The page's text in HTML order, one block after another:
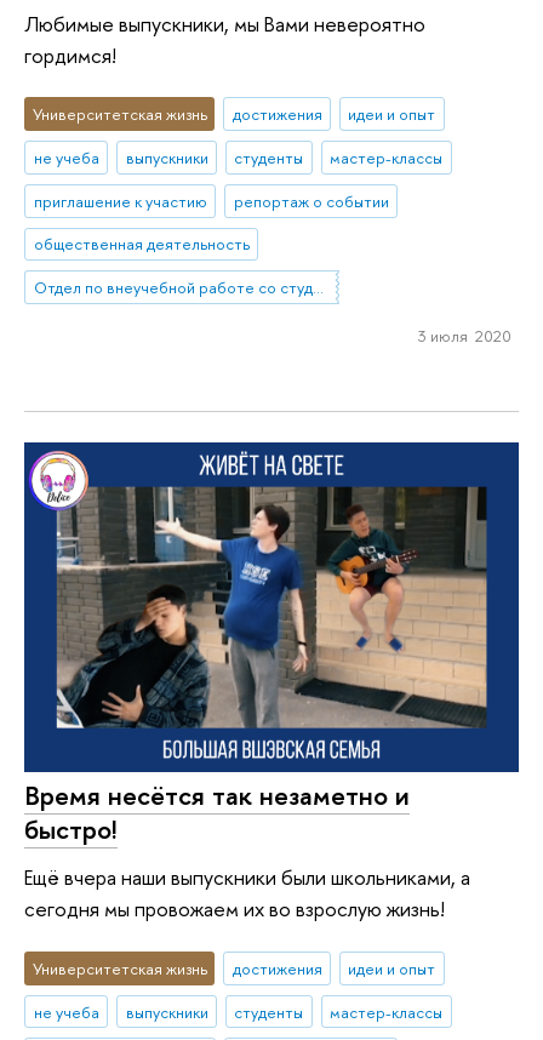
Любимые выпускники, мы Вами невероятно
гордимся!
Университетская жизнь достижения
идеи и опыт
не учеба
выпускники студенты
мастер-классы
приглашение к участию
репортаж о событии
общественная деятельность
Отдел по внеучебной работе со студентами (Нижний Новгород)
3 июля 2020
Время несётся так незаметно и
быстро!
Ещё вчера наши выпускники были школьниками, а
сегодня мы провожаем их во взрослую жизнь!
Университетская жизнь достижения
идеи и опыт
не учеба
выпускники студенты мастер-классы